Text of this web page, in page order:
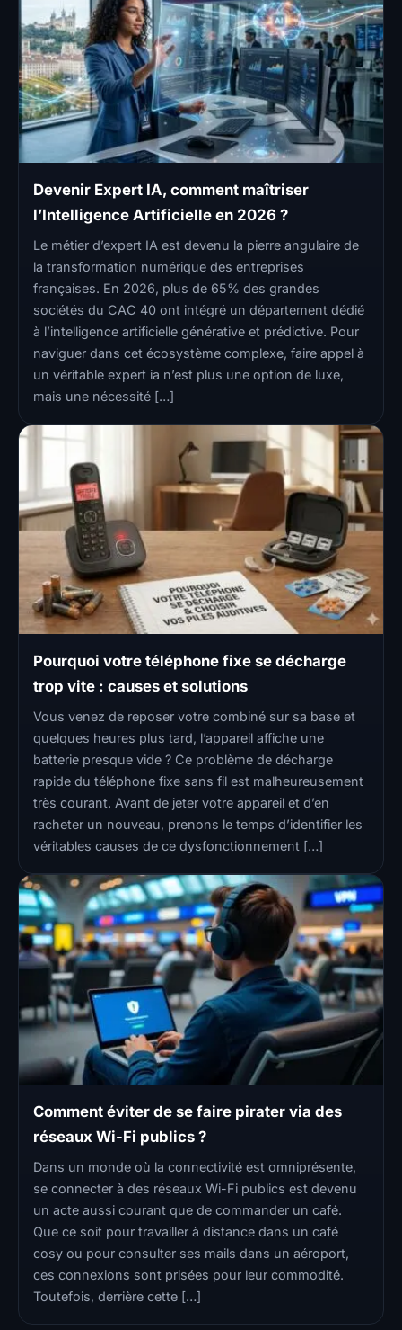
Devenir Expert IA, comment maîtriser
l’Intelligence Artificielle en 2026 ?
Le métier d’expert IA est devenu la pierre angulaire de
la transformation numérique des entreprises
françaises. En 2026, plus de 65% des grandes
sociétés du CAC 40 ont intégré un département dédié
à l’intelligence artificielle générative et prédictive. Pour
naviguer dans cet écosystème complexe, faire appel à
un véritable expert ia n’est plus une option de luxe,
mais une nécessité […]
Pourquoi votre téléphone fixe se décharge
trop vite : causes et solutions
Vous venez de reposer votre combiné sur sa base et
quelques heures plus tard, l’appareil affiche une
batterie presque vide ? Ce problème de décharge
rapide du téléphone fixe sans fil est malheureusement
très courant. Avant de jeter votre appareil et d’en
racheter un nouveau, prenons le temps d’identifier les
véritables causes de ce dysfonctionnement […]
Comment éviter de se faire pirater via des
réseaux Wi-Fi publics ?
Dans un monde où la connectivité est omniprésente,
se connecter à des réseaux Wi-Fi publics est devenu
un acte aussi courant que de commander un café.
Que ce soit pour travailler à distance dans un café
cosy ou pour consulter ses mails dans un aéroport,
ces connexions sont prisées pour leur commodité.
Toutefois, derrière cette […]